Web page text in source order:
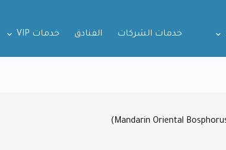
خدمات الشركات الفنادق خدمات VIP